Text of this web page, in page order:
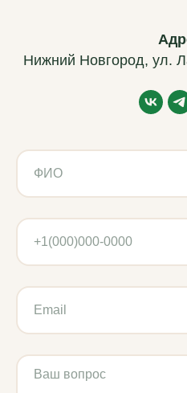
Нижний Новгород, ул.
Подержанная техника
Политика обработки данных